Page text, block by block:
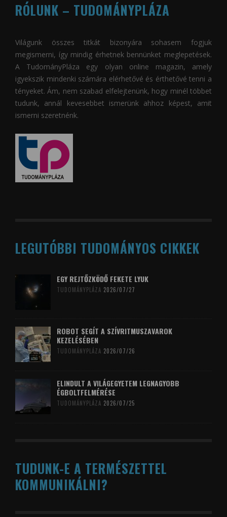
RÓLUNK – TUDOMÁNYPLÁZA
Világunk összes titkát bizonyára sohasem fogjuk
megismerni, így mindig érhetnek bennünket meglepetések.
A TudományPláza egy olyan online magazin, amely
igyekszik mindenki számára elérhetővé és érthetővé tenni a
tényeket. Ám, nem szabad elfelejtenünk, hogy minél többet
tudunk, annál kevesebbet ismerünk ahhoz képest, amit
ismerni szeretnénk.
LEGUTÓBBI TUDOMÁNYOS CIKKEK
EGY REJTŐZKÖDŐ FEKETE LYUK
TUDOMÁNYPLÁZA 2026/07/27
ROBOT SEGÍT A SZÍVRITMUSZAVAROK
KEZELÉSÉBEN
TUDOMÁNYPLÁZA 2026/07/26
ELINDULT A VILÁGEGYETEM LEGNAGYOBB
ÉGBOLTFELMÉRÉSE
TUDOMÁNYPLÁZA 2026/07/25
TUDUNK-E A TERMÉSZETTEL
KOMMUNIKÁLNI?